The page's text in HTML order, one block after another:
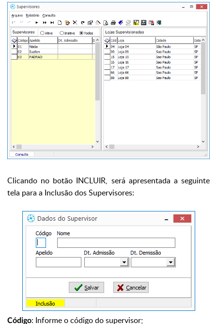
Clicando no botão INCLUIR, será apresentada a seguinte
tela para a Inclusão dos Supervisores:
Código: Informe o código do supervisor;